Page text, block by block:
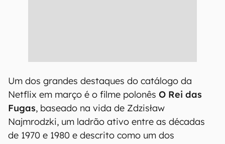
Um dos grandes destaques do catálogo da
Netflix em março é o filme polonês O Rei das
Fugas, baseado na vida de Zdzisław
Najmrodzki, um ladrão ativo entre as décadas
de 1970 e 1980 e descrito como um dos